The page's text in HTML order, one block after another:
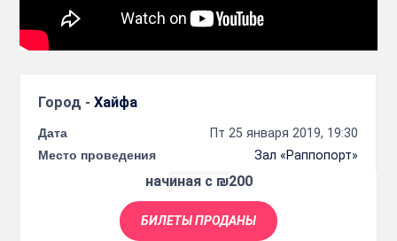
Город - Хайфа
Дата
Пт 25 января 2019, 19:30
Место проведения
Зал «Раппопорт»
начиная с ₪200
БИЛЕТЫ ПРОДАНЫ